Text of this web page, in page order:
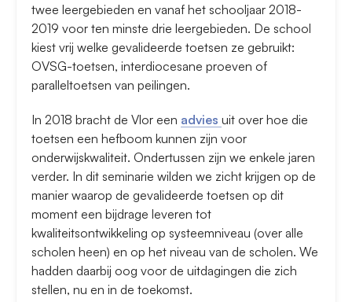
twee leergebieden en vanaf het schooljaar 2018-
2019 voor ten minste drie leergebieden. De school
kiest vrij welke gevalideerde toetsen ze gebruikt:
OVSG-toetsen, interdiocesane proeven of
paralleltoetsen van peilingen.
In 2018 bracht de Vlor een advies uit over hoe die
toetsen een hefboom kunnen zijn voor
onderwijskwaliteit. Ondertussen zijn we enkele jaren
verder. In dit seminarie wilden we zicht krijgen op de
manier waarop de gevalideerde toetsen op dit
moment een bijdrage leveren tot
kwaliteitsontwikkeling op systeemniveau (over alle
scholen heen) en op het niveau van de scholen. We
hadden daarbij oog voor de uitdagingen die zich
stellen, nu en in de toekomst.